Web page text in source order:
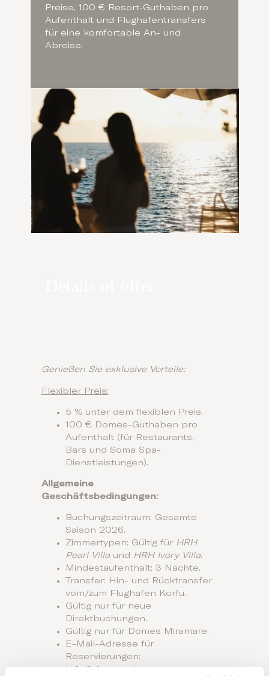
Preise, 100 € Resort-Guthaben pro
Aufenthalt und Flughafentransfers
für eine komfortable An- und
Abreise.
Genießen Sie exklusive Vorteile:
Flexibler Preis:
5 % unter dem flexiblen Preis.
100 € Domes-Guthaben pro
Aufenthalt (für Restaurants,
Bars und Soma Spa-
Dienstleistungen).
Allgemeine
Geschäftsbedingungen:
Buchungszeitraum: Gesamte
Saison 2026.
Zimmertypen: Gültig für HRH
Pearl Villaund HRH Ivory Villa.
Mindestaufenthalt: 3 Nächte.
Transfer: Hin- und Rücktransfer
vom/zum Flughafen Korfu.
Gültig nur für neue
Direktbuchungen.
Gültig nur für Domes Miramare.
E-Mail-Adresse für
Reservierungen:
info@domesmiramare.com